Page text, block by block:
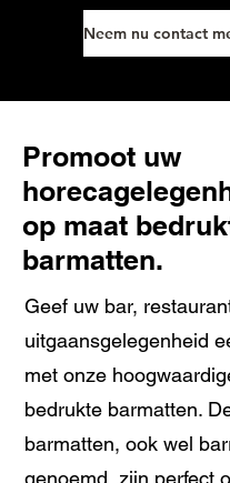
Promoot uw
op maat
barmatten.
Geef uw bar,
uitgaansgelegenheid
met onze
bedrukte barmatten.
barmatten, ook wel
genoemd, zijn perfect